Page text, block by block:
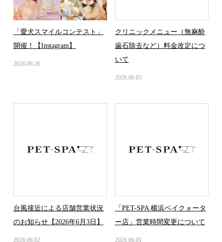
「愛犬スマイルコンテスト」
開催！【Instagram】
2026.06.26
クリニックメニュー（無麻酔
歯石除去など）料金改定につ
いて
2026.06.05
台風接近による店舗営業状況
のお知らせ【2026年6月3日】
2026.06.02
「PET-SPA 横浜ベイクォータ
ー店」営業時間変更について
2026.06.01